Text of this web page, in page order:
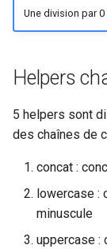
Une division par
Helpers
5 helpers sont
des chaînes de
concat :
lowercase :
minuscule
uppercase :